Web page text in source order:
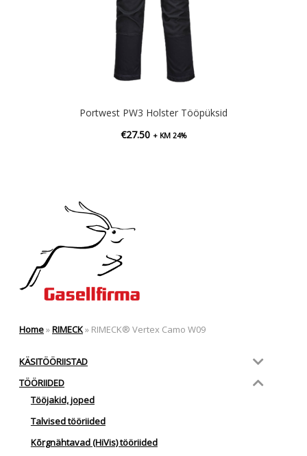
Portwest PW3 Holster Tööpüksid
€27.50 + KM 24%
Home»RIMECK» RIMECK® Vertex Camo W09
KÄSITÖÖRIISTAD
TÖÖRIIDED
Tööjakid, joped
Talvised tööriided
Kõrgnähtavad (HiVis) tööriided